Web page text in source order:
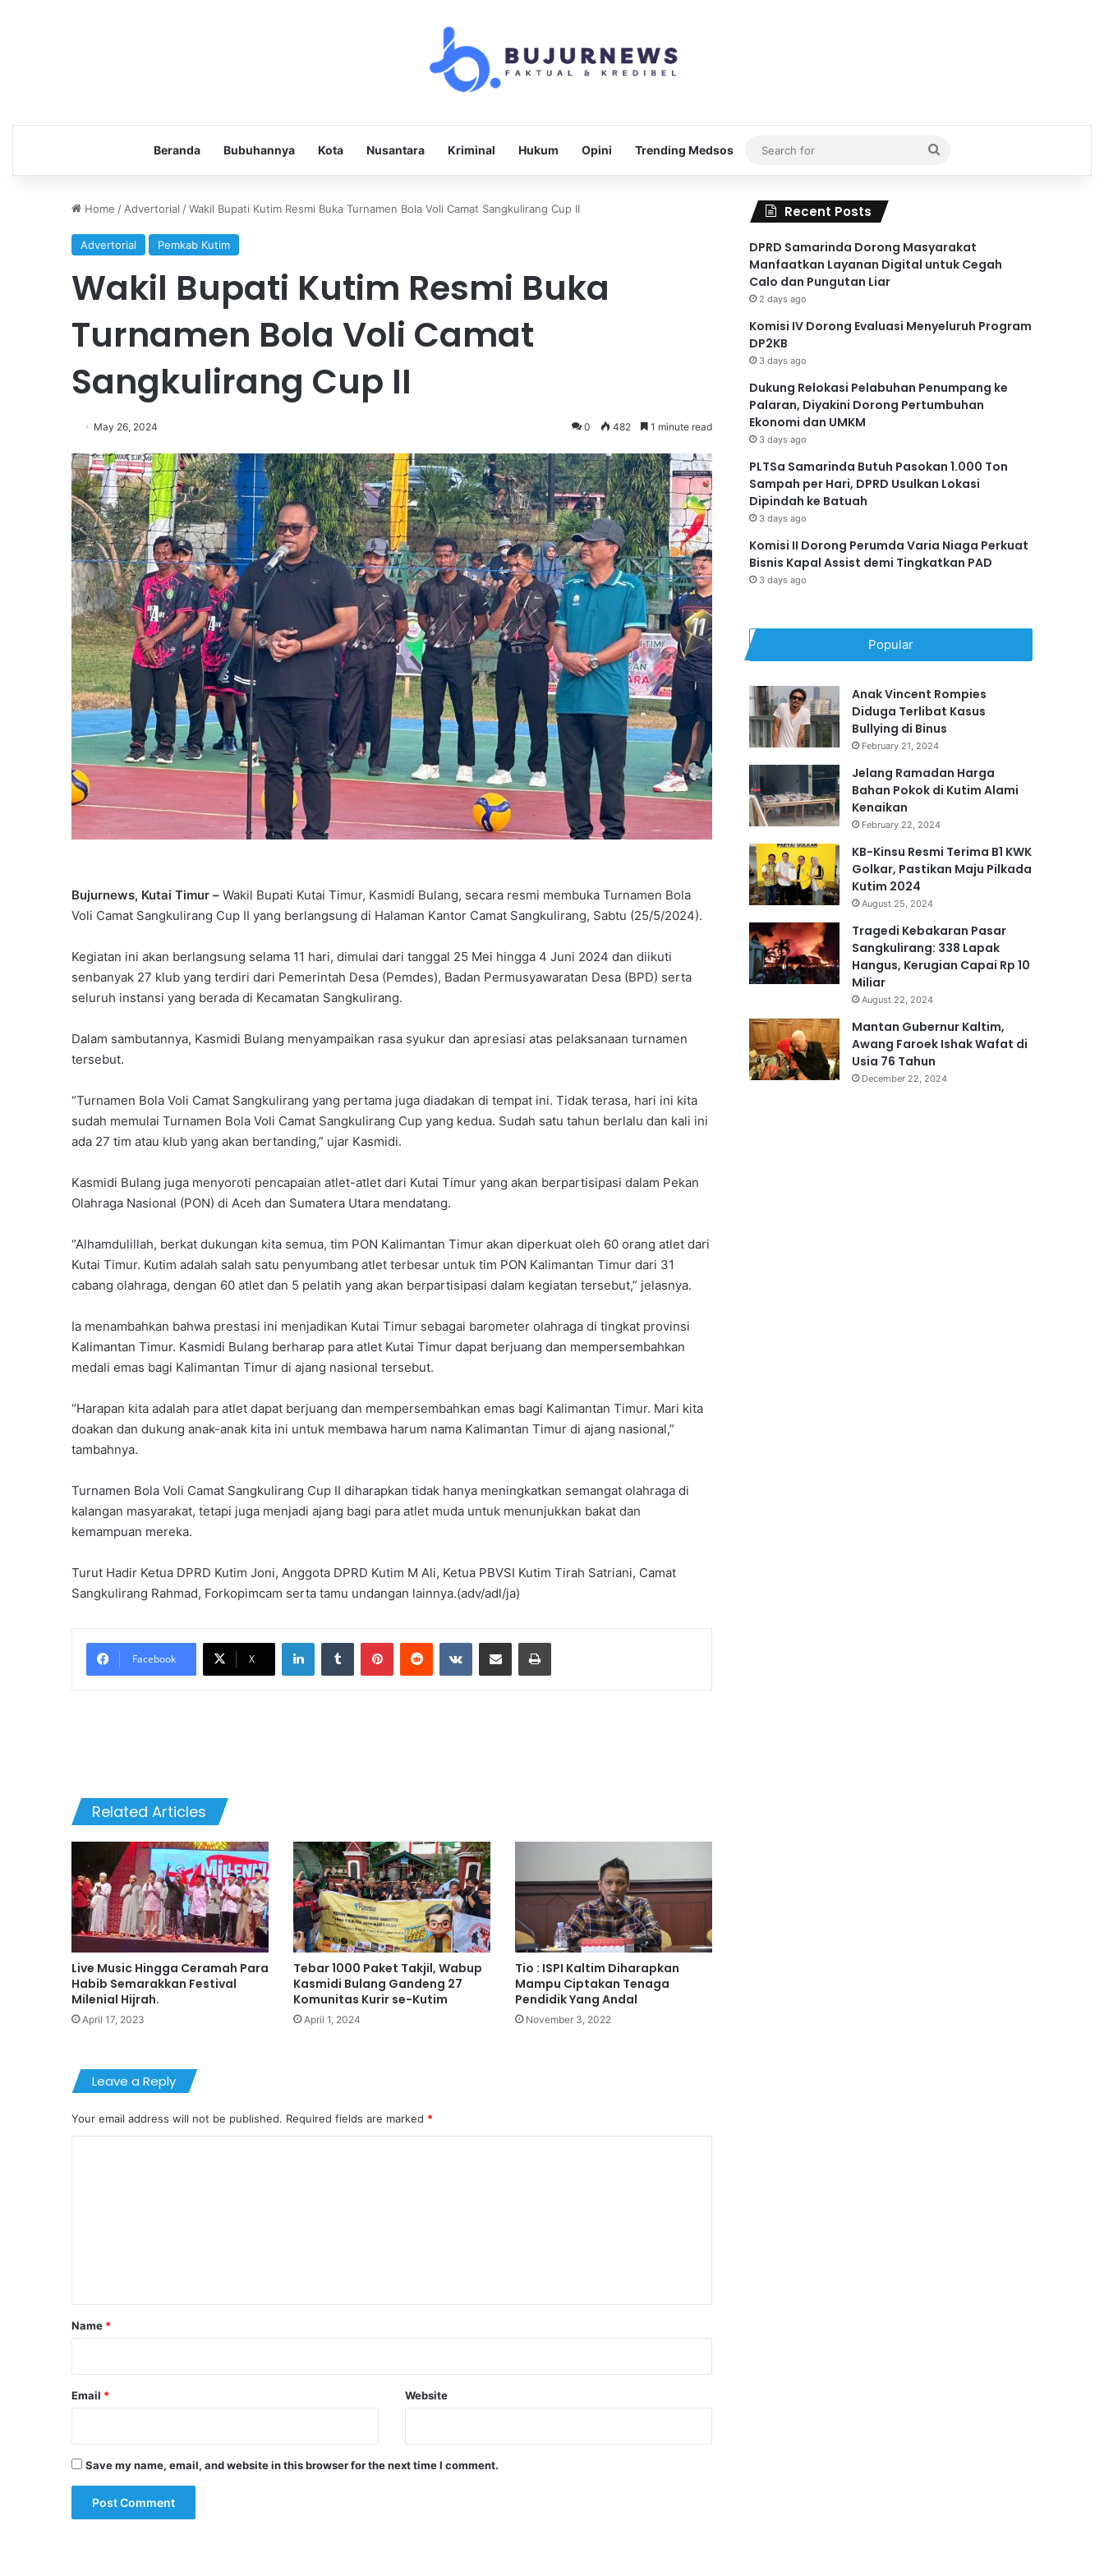
Beranda Bubuhannya Kota Nusantara Kriminal Hukum Opini Trending Medsos
Search
for
Home / Advertorial /Wakil Bupati Kutim Resmi Buka Turnamen Bola Voli Camat Sangkulirang Cup II
Advertorial Pemkab Kutim
Wakil Bupati Kutim Resmi Buka
Turnamen Bola Voli Camat
Sangkulirang Cup II
May 26, 2024 0 482 1 minute read
Bujurnews, Kutai Timur – Wakil Bupati Kutai Timur, Kasmidi Bulang, secara resmi membuka Turnamen Bola
Voli Camat Sangkulirang Cup II yang berlangsung di Halaman Kantor Camat Sangkulirang, Sabtu (25/5/2024).
Kegiatan ini akan berlangsung selama 11 hari, dimulai dari tanggal 25 Mei hingga 4 Juni 2024 dan diikuti
senbanyak 27 klub yang terdiri dari Pemerintah Desa (Pemdes), Badan Permusyawaratan Desa (BPD) serta
seluruh instansi yang berada di Kecamatan Sangkulirang.
Dalam sambutannya, Kasmidi Bulang menyampaikan rasa syukur dan apresiasi atas pelaksanaan turnamen
tersebut.
“Turnamen Bola Voli Camat Sangkulirang yang pertama juga diadakan di tempat ini. Tidak terasa, hari ini kita
sudah memulai Turnamen Bola Voli Camat Sangkulirang Cup yang kedua. Sudah satu tahun berlalu dan kali ini
ada 27 tim atau klub yang akan bertanding,” ujar Kasmidi.
Kasmidi Bulang juga menyoroti pencapaian atlet-atlet dari Kutai Timur yang akan berpartisipasi dalam Pekan
Olahraga Nasional (PON) di Aceh dan Sumatera Utara mendatang.
“Alhamdulillah, berkat dukungan kita semua, tim PON Kalimantan Timur akan diperkuat oleh 60 orang atlet dari
Kutai Timur. Kutim adalah salah satu penyumbang atlet terbesar untuk tim PON Kalimantan Timur dari 31
cabang olahraga, dengan 60 atlet dan 5 pelatih yang akan berpartisipasi dalam kegiatan tersebut,” jelasnya.
Ia menambahkan bahwa prestasi ini menjadikan Kutai Timur sebagai barometer olahraga di tingkat provinsi
Kalimantan Timur. Kasmidi Bulang berharap para atlet Kutai Timur dapat berjuang dan mempersembahkan
medali emas bagi Kalimantan Timur di ajang nasional tersebut.
“Harapan kita adalah para atlet dapat berjuang dan mempersembahkan emas bagi Kalimantan Timur. Mari kita
doakan dan dukung anak-anak kita ini untuk membawa harum nama Kalimantan Timur di ajang nasional,”
tambahnya.
Turnamen Bola Voli Camat Sangkulirang Cup II diharapkan tidak hanya meningkatkan semangat olahraga di
kalangan masyarakat, tetapi juga menjadi ajang bagi para atlet muda untuk menunjukkan bakat dan
kemampuan mereka.
Turut Hadir Ketua DPRD Kutim Joni, Anggota DPRD Kutim M Ali, Ketua PBVSI Kutim Tirah Satriani, Camat
Sangkulirang Rahmad, Forkopimcam serta tamu undangan lainnya.(adv/adl/ja)
Facebook X
LinkedInTumblr PinterestReddit VKontakteShare via Email Print
Related Articles
Live Music Hingga Ceramah Para
Habib Semarakkan Festival
Milenial Hijrah.
April 17, 2023
Tebar 1000 Paket Takjil, Wabup
Kasmidi Bulang Gandeng 27
Komunitas Kurir se-Kutim
April 1, 2024
Tio : ISPI Kaltim Diharapkan
Mampu Ciptakan Tenaga
Pendidik Yang Andal
November 3, 2022
Leave a Reply
Your email address will not be published. Required fields are marked *
*
Name *
Email * Website
Save my name, email, and website in this browser for the next time I comment.
Recent Posts
DPRD Samarinda Dorong Masyarakat
Manfaatkan Layanan Digital untuk Cegah
Calo dan Pungutan Liar
2 days ago
Komisi IV Dorong Evaluasi Menyeluruh Program
DP2KB
3 days ago
Dukung Relokasi Pelabuhan Penumpang ke
Palaran, Diyakini Dorong Pertumbuhan
Ekonomi dan UMKM
3 days ago
PLTSa Samarinda Butuh Pasokan 1.000 Ton
Sampah per Hari, DPRD Usulkan Lokasi
Dipindah ke Batuah
3 days ago
Komisi II Dorong Perumda Varia Niaga Perkuat
Bisnis Kapal Assist demi Tingkatkan PAD
3 days ago
Popular
Anak Vincent Rompies
Diduga Terlibat Kasus
Bullying di Binus
February 21, 2024
Jelang Ramadan Harga
Bahan Pokok di Kutim Alami
Kenaikan
February 22, 2024
KB-Kinsu Resmi Terima B1 KWK
Golkar, Pastikan Maju Pilkada
Kutim 2024
August 25, 2024
Tragedi Kebakaran Pasar
Sangkulirang: 338 Lapak
Hangus, Kerugian Capai Rp 10
Miliar
August 22, 2024
Mantan Gubernur Kaltim,
Awang Faroek Ishak Wafat di
Usia 76 Tahun
December 22, 2024